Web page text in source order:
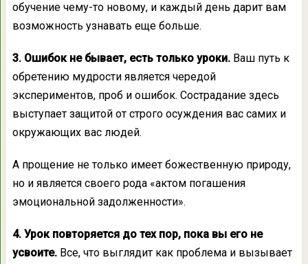
обучение чему-то новому, и каждый день дарит вам
возможность узнавать еще больше.
3. Ошибок не бывает, есть только уроки.Ваш путь к
обретению мудрости является чередой
экспериментов, проб и ошибок. Сострадание здесь
выступает защитой от строго осуждения вас самих и
окружающих вас людей.
А прощение не только имеет божественную природу,
но и является своего рода «актом погашения
эмоциональной задолженности».
4. Урок повторяется до тех пор, пока вы его не
усвоите.Все, что выглядит как проблема и вызывает